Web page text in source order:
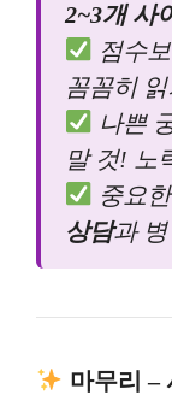
2~3개 사
점수
꼼꼼히
나쁜
말 것! 노
중요
상담과
마무리 –